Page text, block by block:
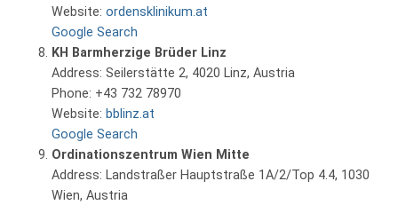
Website: ordensklinikum.at
Google Search
KH Barmherzige Brüder Linz
Address: Seilerstätte 2, 4020 Linz, Austria
Phone: +43 732 78970
Website: bblinz.at
Google Search
Ordinationszentrum Wien Mitte
Address: Landstraßer Hauptstraße 1A/2/Top 4.4, 1030
Wien, Austria